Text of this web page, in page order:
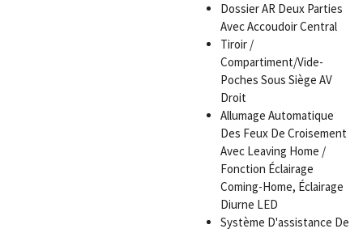
Dossier AR Deux Parties
Avec Accoudoir Central
Tiroir /
Compartiment/Vide-
Poches Sous Siège AV
Droit
Allumage Automatique
Des Feux De Croisement
Avec Leaving Home /
Fonction Éclairage
Coming-Home, Éclairage
Diurne LED
Système D'assistance De